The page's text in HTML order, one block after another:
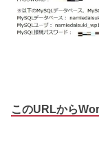
このURLから